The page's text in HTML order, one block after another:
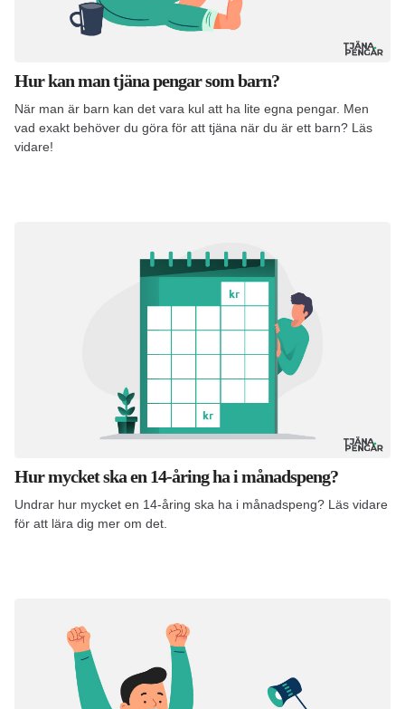
Hur kan man tjäna pengar som barn?
När man är barn kan det vara kul att ha lite egna pengar. Men
vad exakt behöver du göra för att tjäna när du är ett barn? Läs
vidare!
Hur mycket ska en 14-åring ha i månadspeng?
Undrar hur mycket en 14-åring ska ha i månadspeng? Läs vidare
för att lära dig mer om det.